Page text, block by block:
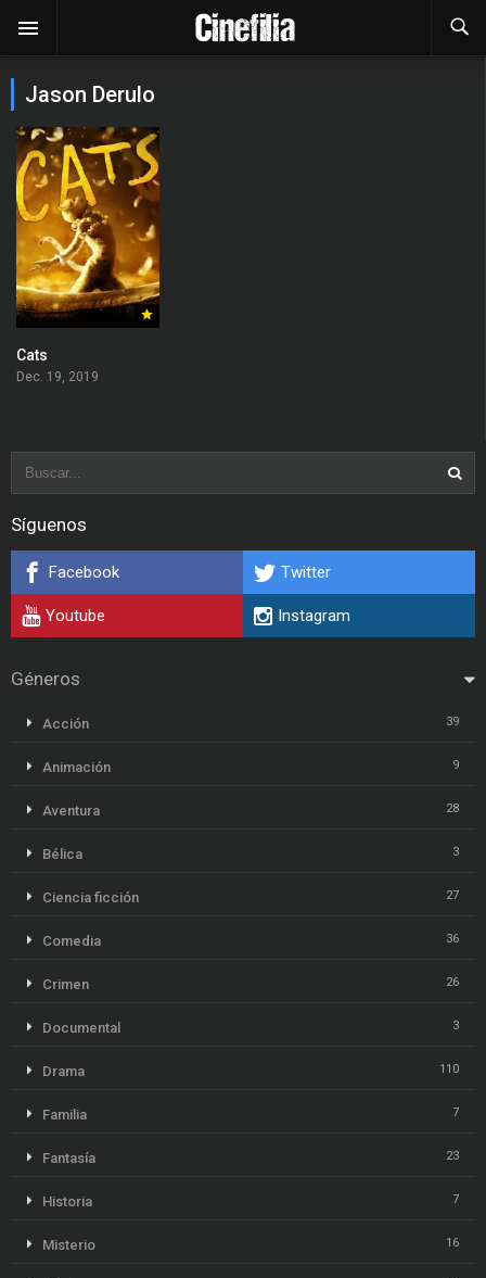
Jason Derulo
Cats
Dec. 19, 2019
Síguenos
Facebook Twitter
Youtube Instagram
Géneros
Acción 39
Animación 9
Aventura 28
Bélica 3
Ciencia ficción 27
Comedia 36
Crimen 26
Documental 3
Drama 110
Familia 7
Fantasía 23
Historia 7
Misterio 16